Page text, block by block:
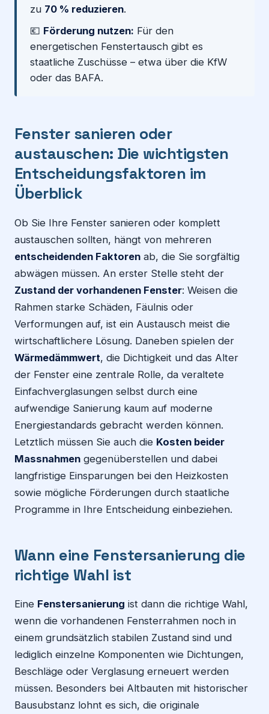
zu 70 % reduzieren.
💶 Förderung nutzen: Für den
energetischen Fenstertausch gibt es
staatliche Zuschüsse – etwa über die KfW
oder das BAFA.
Fenster sanieren oder
austauschen: Die wichtigsten
Entscheidungsfaktoren im
Überblick
Ob Sie Ihre Fenster sanieren oder komplett
austauschen sollten, hängt von mehreren
entscheidenden Faktoren ab, die Sie sorgfältig
abwägen müssen. An erster Stelle steht der
Zustand der vorhandenen Fenster: Weisen die
Rahmen starke Schäden, Fäulnis oder
Verformungen auf, ist ein Austausch meist die
wirtschaftlichere Lösung. Daneben spielen der
Wärmedämmwert, die Dichtigkeit und das Alter
der Fenster eine zentrale Rolle, da veraltete
Einfachverglasungen selbst durch eine
aufwendige Sanierung kaum auf moderne
Energiestandards gebracht werden können.
Letztlich müssen Sie auch die Kosten beider
Massnahmen gegenüberstellen und dabei
langfristige Einsparungen bei den Heizkosten
sowie mögliche Förderungen durch staatliche
Programme in Ihre Entscheidung einbeziehen.
Wann eine Fenstersanierung die
richtige Wahl ist
Eine Fenstersanierung ist dann die richtige Wahl,
wenn die vorhandenen Fensterrahmen noch in
einem grundsätzlich stabilen Zustand sind und
lediglich einzelne Komponenten wie Dichtungen,
Beschläge oder Verglasung erneuert werden
müssen. Besonders bei Altbauten mit historischer
Bausubstanz lohnt es sich, die originale